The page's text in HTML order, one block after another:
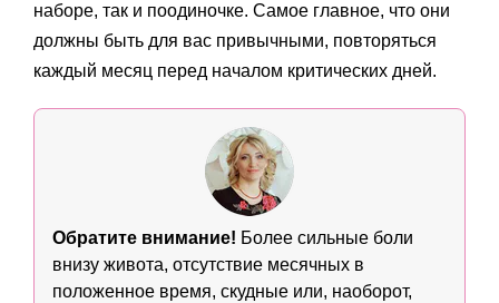
наборе, так и поодиночке. Самое главное, что они
должны быть для вас привычными, повторяться
каждый месяц перед началом критических дней.
Обратите внимание! Более сильные боли
внизу живота, отсутствие месячных в
положенное время, скудные или, наоборот,